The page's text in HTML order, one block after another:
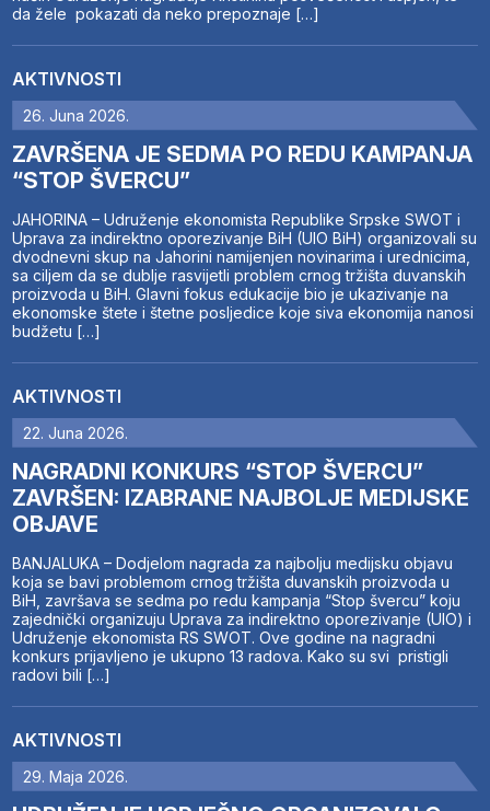
da žele pokazati da neko prepoznaje […]
AKTIVNOSTI
26. Juna 2026.
ZAVRŠENA JE SEDMA PO REDU KAMPANJA
“STOP ŠVERCU”
JAHORINA – Udruženje ekonomista Republike Srpske SWOT i
Uprava za indirektno oporezivanje BiH (UIO BiH) organizovali su
dvodnevni skup na Jahorini namijenjen novinarima i urednicima,
sa ciljem da se dublje rasvijetli problem crnog tržišta duvanskih
proizvoda u BiH. Glavni fokus edukacije bio je ukazivanje na
ekonomske štete i štetne posljedice koje siva ekonomija nanosi
budžetu […]
AKTIVNOSTI
22. Juna 2026.
NAGRADNI KONKURS “STOP ŠVERCU”
ZAVRŠEN: IZABRANE NAJBOLJE MEDIJSKE
OBJAVE
BANJALUKA – Dodjelom nagrada za najbolju medijsku objavu
koja se bavi problemom crnog tržišta duvanskih proizvoda u
BiH, završava se sedma po redu kampanja “Stop švercu” koju
zajednički organizuju Uprava za indirektno oporezivanje (UIO) i
Udruženje ekonomista RS SWOT. Ove godine na nagradni
konkurs prijavljeno je ukupno 13 radova. Kako su svi pristigli
radovi bili […]
AKTIVNOSTI
29. Maja 2026.